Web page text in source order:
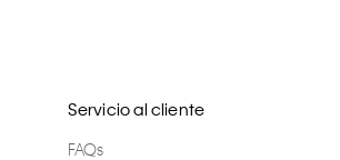
Servicio al cliente
FAQs